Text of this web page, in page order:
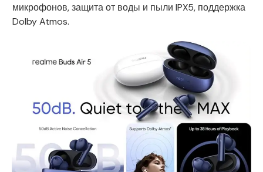
микрофонов, защита от воды и пыли IPX5, поддержка
Dolby Atmos.